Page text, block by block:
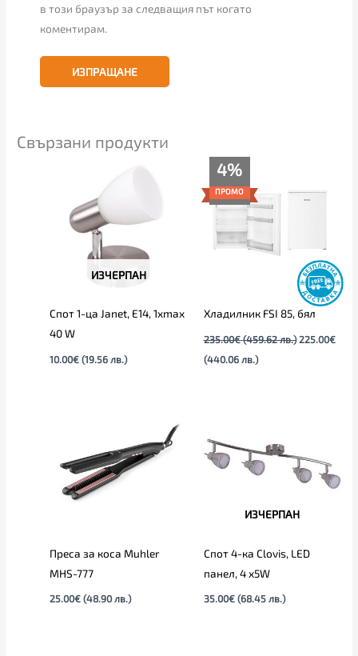
в този браузър за следващия път когато
коментирам.
Свързани продукти
ИЗЧЕРПАН
Спот 1-ца Janet, E14, 1xmax
40 W
10.00€ (19.56 лв.)
4%
ПРОМО
Хладилник FSI 85, бял
235.00€ (459.62 лв.)
235.00€
225.00€
(440.06 лв.)
е:
225.00€
лв.).
Преса за коса Muhler
MHS-777
25.00€ (48.90 лв.)
ИЗЧЕРПАН
Спот 4-ка Clovis, LED
панел, 4 х5W
35.00€ (68.45 лв.)